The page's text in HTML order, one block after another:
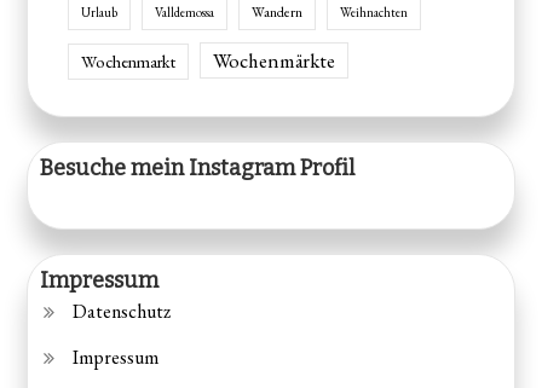
Urlaub Valldemossa Wandern Weihnachten
Wochenmarkt Wochenmärkte
Besuche mein Instagram Profil
Impressum
Datenschutz
Impressum